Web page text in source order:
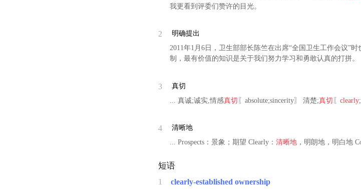
我更看到评委们赞许的目光。
2
明确提出
2011年1月6日，卫生部部长陈竺在出席“全国卫生工作会议”时
制，最有价值的知识是关于我们努力学习和勇敢认真的打拼。
3
真切
... 真诚;诚实,情感真切 〖absolute;sincerity〗 清楚;真切 〖clearly
4
清晰地
... Prospects：景象；期望 Clearly：清晰地 ，明朗地，明白地
短语
1 clearly-established ownership